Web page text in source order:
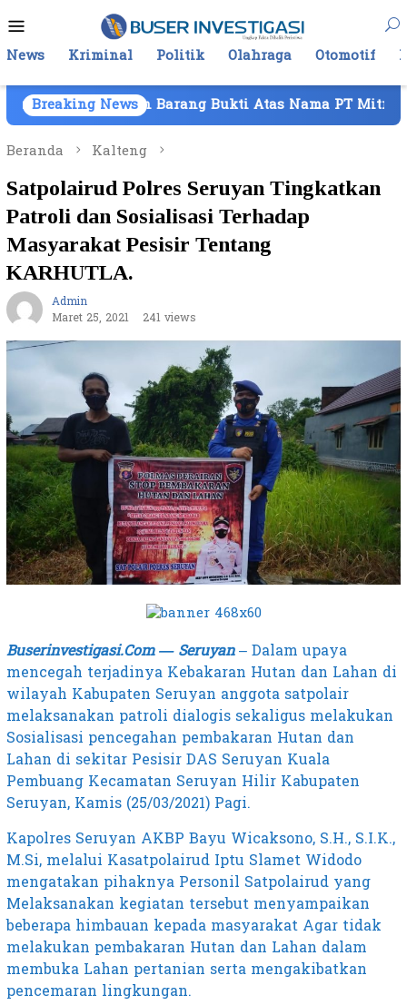
ke
kontenMobile
News Kriminal Politik Olahraga Otomotif
Breaking News
Barang Bukti Atas Nama PT Mitra Usaha Properti
Beranda
Kalteng
Satpolairud Polres Seruyan Tingkatkan
Patroli dan Sosialisasi Terhadap
Masyarakat Pesisir Tentang
KARHUTLA.
Admin
Maret 25, 2021
241 views
Buserinvestigasi.Com — Seruyan– Dalam upaya
mencegah terjadinya Kebakaran Hutan dan Lahan di
wilayah Kabupaten Seruyan anggota satpolair
melaksanakan patroli dialogis sekaligus melakukan
Sosialisasi pencegahan pembakaran Hutan dan
Lahan di sekitar Pesisir DAS Seruyan Kuala
Pembuang Kecamatan Seruyan Hilir Kabupaten
Seruyan, Kamis (25/03/2021) Pagi.
Kapolres Seruyan AKBP Bayu Wicaksono, S.H., S.I.K.,
M.Si, melalui Kasatpolairud Iptu Slamet Widodo
mengatakan pihaknya Personil Satpolairud yang
Melaksanakan kegiatan tersebut menyampaikan
beberapa himbauan kepada masyarakat Agar tidak
melakukan pembakaran Hutan dan Lahan dalam
membuka Lahan pertanian serta mengakibatkan
pencemaran lingkungan.